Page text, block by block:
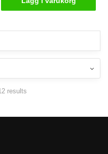
results